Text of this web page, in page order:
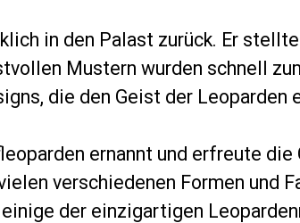
in den Palast zurück. Er
Mustern wurden schnell
die den Geist der Leoparden
ernannt und erfreute die
verschiedenen Formen und
der einzigartigen